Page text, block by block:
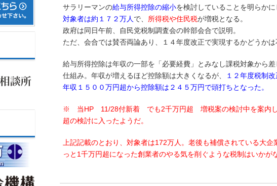
サラリーマンの給与所得控除の縮小を検討していることを明らかに
対象者は約１７２万人 で、 所得税や住民税が増税となる。
政府は同日午前、自民党税制調査会の幹部会合で説明。
ただ、会合では賛否両論あり、１４年度改正で実現するかどうかは
給与所得控除は年収の一部を「必要経費」とみなし課税対象から差
仕組み。年収が増えるほど控除額は大きくなるが、
１２年度税制
年収１５００万円超から控除額は２４５万円で頭打ちとなった。
※ 当HP 11/28付新着 でも2千万円超 増税案の検討中を案内し
超の検討に入ったようだ。
上記記載のとおり、対象者は172万人。老後も補償されている大
っと1千万円超になった創業者のやる気を削ぐような税制はいかが